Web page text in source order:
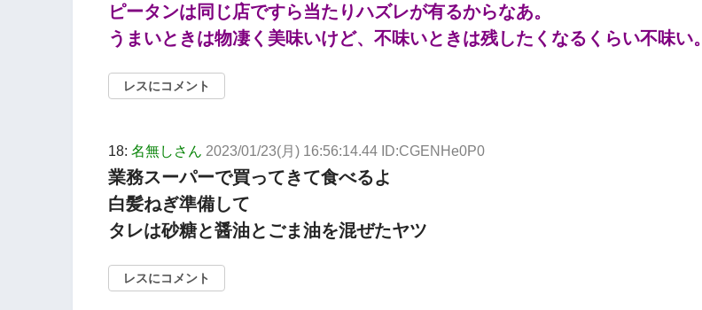
ピータンは同じ店ですら当たりハズレが有るからなあ。
うまいときは物凄く美味いけど、不味いときは残したくなるくらい不味い。
レスにコメント
18: 名無しさん 2023/01/23(月) 16:56:14.44 ID:CGENHe0P0
業務スーパーで買ってきて食べるよ
白髪ねぎ準備して
タレは砂糖と醤油とごま油を混ぜたヤツ
レスにコメント